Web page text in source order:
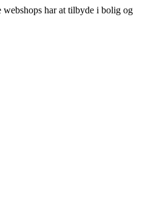
webshops har at tilbyde i bolig og